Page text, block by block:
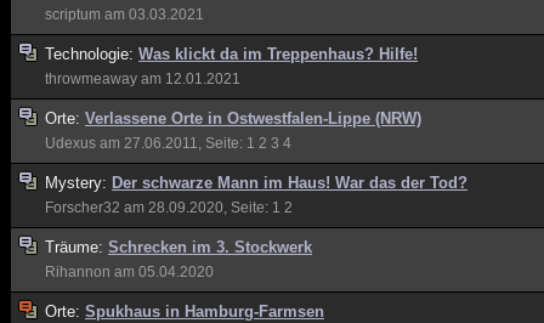
scriptum am 03.03.2021
Technologie: Was klickt da im Treppenhaus? Hilfe!
throwmeaway am 12.01.2021
Orte: Verlassene Orte in Ostwestfalen-Lippe (NRW)
Udexus am 27.06.2011, Seite: 1 2 3 4
Mystery: Der schwarze Mann im Haus! War das der Tod?
Forscher32 am 28.09.2020, Seite: 1 2
Träume: Schrecken im 3. Stockwerk
Rihannon am 05.04.2020
Orte: Spukhaus in Hamburg-Farmsen